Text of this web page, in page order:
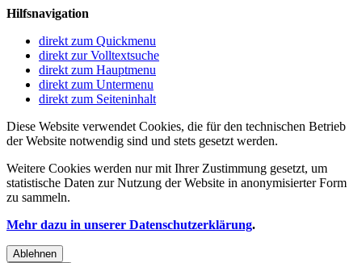
Hilfsnavigation
direkt zum Quickmenu
direkt zur Volltextsuche
direkt zum Hauptmenu
direkt zum Untermenu
direkt zum Seiteninhalt
Diese Website verwendet Cookies, die für den technischen Betrieb
der Website notwendig sind und stets gesetzt werden.
Weitere Cookies werden nur mit Ihrer Zustimmung gesetzt, um
statistische Daten zur Nutzung der Website in anonymisierter Form
zu sammeln.
Mehr dazu in unserer Datenschutzerklärung.
Ablehnen